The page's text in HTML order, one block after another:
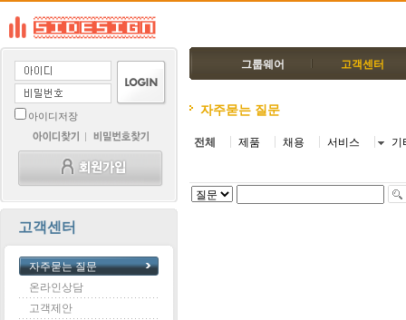
아이디저장
고객센터
자주묻는 질문
온라인상담
고객제안
그룹웨어 고객센터
자주묻는 질문
전체 제품 채용 서비스 기